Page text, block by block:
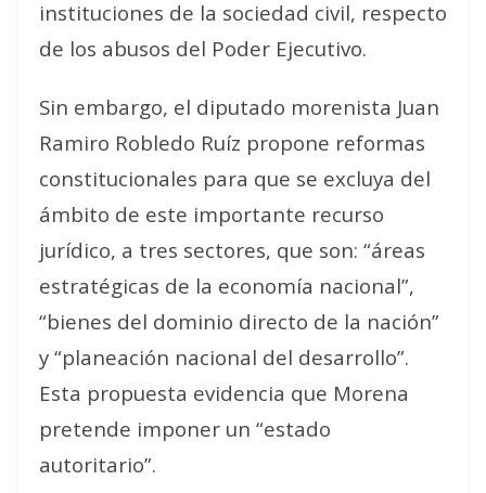
instituciones de la sociedad civil, respecto
de los abusos del Poder Ejecutivo.
Sin embargo, el diputado morenista Juan
Ramiro Robledo Ruíz propone reformas
constitucionales para que se excluya del
ámbito de este importante recurso
jurídico, a tres sectores, que son: “áreas
estratégicas de la economía nacional”,
“bienes del dominio directo de la nación”
y “planeación nacional del desarrollo”.
Esta propuesta evidencia que Morena
pretende imponer un “estado
autoritario”.